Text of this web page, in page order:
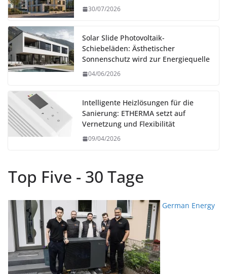
30/07/2026
Solar Slide Photovoltaik-
Schiebeläden: Ästhetischer
Sonnenschutz wird zur Energiequelle
04/06/2026
Intelligente Heizlösungen für die
Sanierung: ETHERMA setzt auf
Vernetzung und Flexibilität
09/04/2026
Top Five - 30 Tage
German Energy